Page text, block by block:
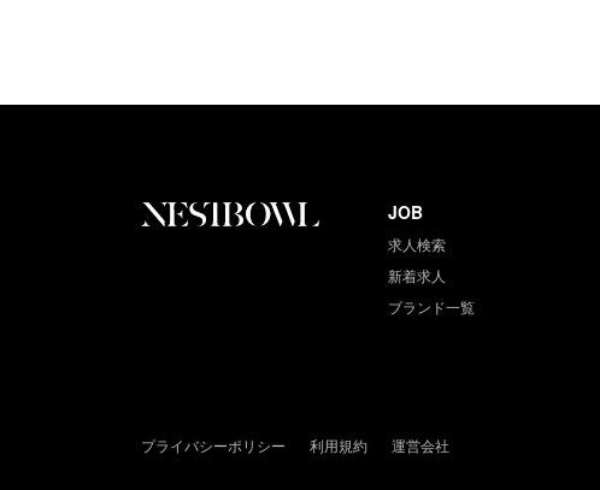
JOB
求人検索
新着求人
ブランド一覧
プライバシーポリシー 利用規約 運営会社